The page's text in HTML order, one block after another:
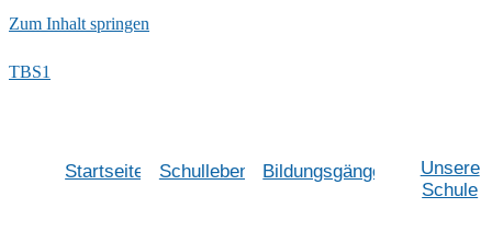
Zum Inhalt springen
TBS1
Startseite Schulleben Bildungsgänge
Unsere
Schule